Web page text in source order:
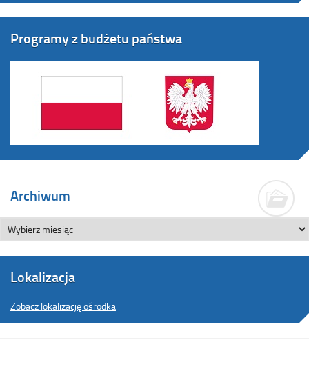
Programy z budżetu państwa
Archiwum
Lokalizacja
Zobacz lokalizację ośrodka